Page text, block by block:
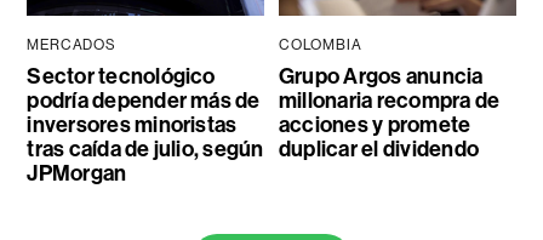
MERCADOS
Sector tecnológico
podría depender más de
inversores minoristas
tras caída de julio, según
JPMorgan
COLOMBIA
Grupo Argos anuncia
millonaria recompra de
acciones y promete
duplicar el dividendo